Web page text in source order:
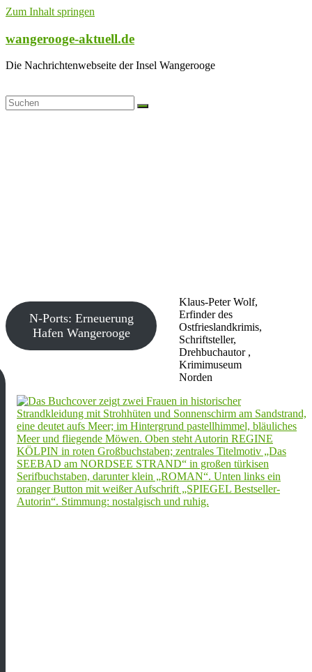
Zum Inhalt springen
wangerooge-aktuell.de
Die Nachrichtenwebseite der Insel Wangerooge
Klaus-Peter Wolf,
Erfinder des
Ostfrieslandkrimis,
Schriftsteller,
Drehbuchautor ,
Krimimuseum
Norden
N-Ports: Erneuerung
Hafen Wangerooge